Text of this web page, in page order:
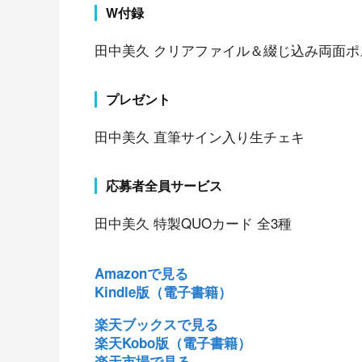
W付録
田中美久 クリアファイル＆綴じ込み両面
プレゼント
田中美久 直筆サイン入り生チェキ
応募者全員サービス
田中美久 特製QUOカード 全3種
Amazonで見る
Kindle版（電子書籍）
楽天ブックスで見る
楽天Kobo版（電子書籍）